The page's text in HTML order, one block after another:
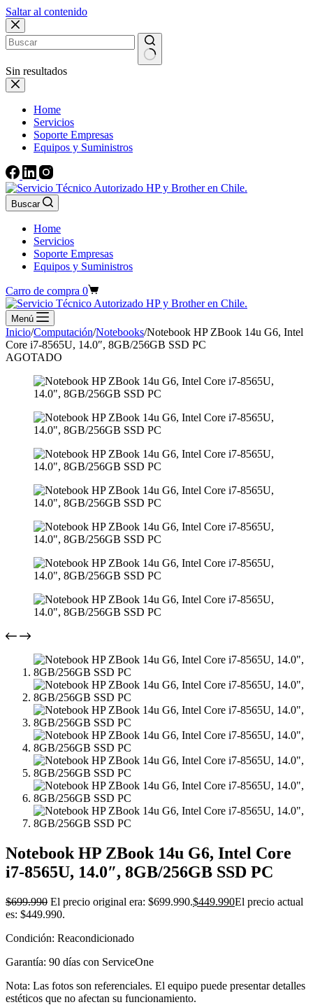
Saltar al contenido
Sin resultados
Home
Servicios
Soporte Empresas
Equipos y Suministros
Buscar
Home
Servicios
Soporte Empresas
Equipos y Suministros
Carro de compra 0
Menú
Inicio/Computación/Notebooks/Notebook HP ZBook 14u G6, Intel
Core i7-8565U, 14.0″, 8GB/256GB SSD PC
AGOTADO
Notebook HP ZBook 14u G6, Intel Core
i7-8565U, 14.0″, 8GB/256GB SSD PC
$699.990 El precio original era: $699.990.$449.990El precio actual
es: $449.990.
Condición: Reacondicionado
Garantía: 90 días con ServiceOne
Nota: Las fotos son referenciales. El equipo puede presentar detalles
estéticos que no afectan su funcionamiento.